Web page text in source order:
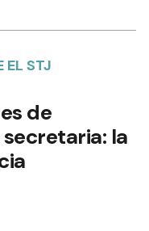
EL STJ
de
la